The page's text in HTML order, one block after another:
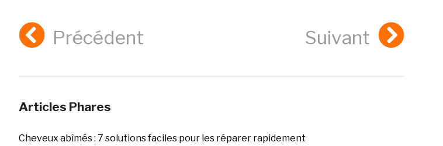
Précédent Suivant
Articles Phares
Cheveux abîmés : 7 solutions faciles pour les réparer rapidement